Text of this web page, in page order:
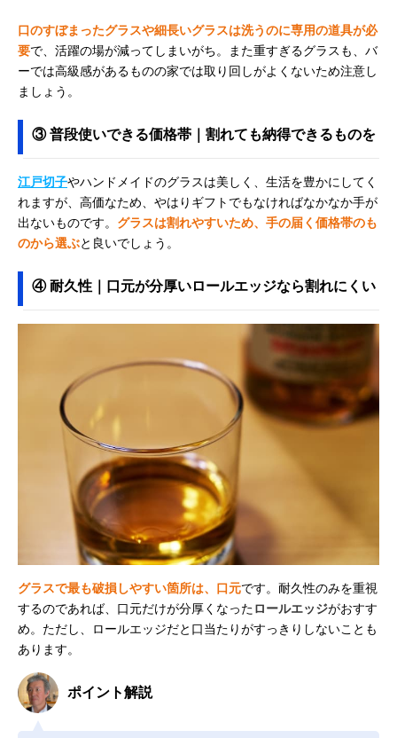
口のすぼまったグラスや細長いグラスは洗うのに専用の道具が必
要で、活躍の場が減ってしまいがち。また重すぎるグラスも、バ
ーでは高級感があるものの家では取り回しがよくないため注意し
ましょう。
③ 普段使いできる価格帯｜割れても納得できるものを
江戸切子やハンドメイドのグラスは美しく、生活を豊かにしてく
れますが、高価なため、やはりギフトでもなければなかなか手が
出ないものです。 グラスは割れやすいため、手の届く価格帯のも
のから選ぶと良いでしょう。
④ 耐久性｜口元が分厚いロールエッジなら割れにくい
グラスで最も破損しやすい箇所は、口元です。耐久性のみを重視
するのであれば、口元だけが分厚くなったロールエッジがおすす
め。ただし、ロールエッジだと口当たりがすっきりしないことも
あります。
ポイント解説